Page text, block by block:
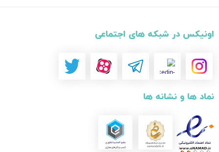
اونیکس در شبکه های اجتماعی
نماد ها و نشانه ها